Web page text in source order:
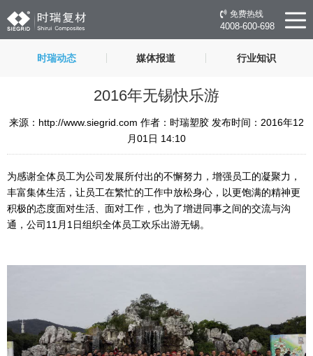
免费热线
4008-600-698
时瑞动态 媒体报道 行业知识
2016年无锡快乐游
来源：http://www.siegrid.com 作者：时瑞塑胶 发布时间：2016年12
月01日 14:10
为感谢全体员工为公司发展所付出的不懈努力，增强员工的凝聚力，
丰富集体生活，让员工在繁忙的工作中放松身心，以更饱满的精神更
积极的态度面对生活、面对工作，也为了增进同事之间的交流与沟
通，公司11月1日组织全体员工欢乐出游无锡。